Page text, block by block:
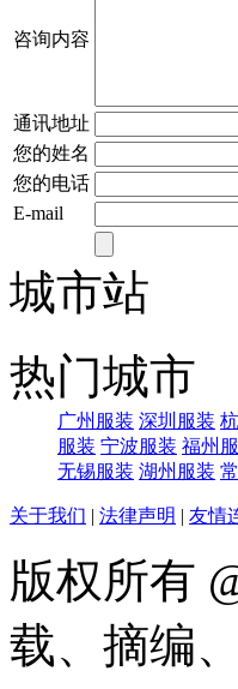
咨询内容
通讯地址
您的姓名
您的电话
E-mail
城市站
热门城市
广州服装 深圳服装
服装 宁波服装 福州
无锡服装 湖州服装
关于我们 | 法律声明 | 友情
版权所有
载、摘编